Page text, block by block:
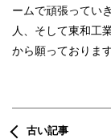
ームで頑張ってい
人、そして東和工
から願っております
古い記事